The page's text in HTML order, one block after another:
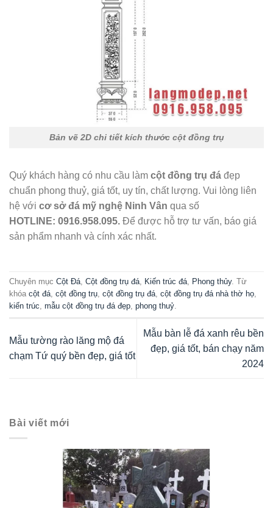
Bản vẽ 2D chi tiết kích thước cột đồng trụ
Quý khách hàng có nhu cầu làm cột đồng trụ đá đẹp
chuẩn phong thuỷ, giá tốt, uy tín, chất lượng. Vui lòng liên
hệ với cơ sở đá mỹ nghệ Ninh Vân qua số
HOTLINE: 0916.958.095. Để được hỗ trợ tư vấn, báo giá
sản phẩm nhanh và cính xác nhất.
Chuyên mục Cột Đá, Cột đồng trụ đá, Kiến trúc đá, Phong thủy. Từ
khóa cột đá, cột đồng trụ, cột đồng trụ đá, cột đồng trụ đá nhà thờ họ,
kiến trúc, mẫu cột đồng trụ đá đẹp, phong thuỷ.
Mẫu tường rào lăng mộ đá
chạm Tứ quý bền đẹp, giá tốt
Mẫu bàn lễ đá xanh rêu bền
đẹp, giá tốt, bán chạy năm
2024
Bài viết mới